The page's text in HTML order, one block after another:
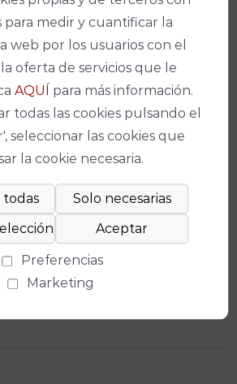
para medir y cuantificar la
web por los usuarios con el
oferta de servicios que le
AQUÍ para más información.
todas las cookies pulsando el
seleccionar las cookies que
la cookie necesaria.
Preferencias
Marketing